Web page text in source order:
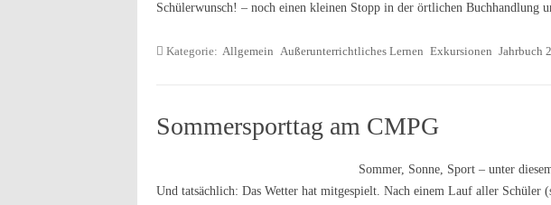
Schülerwunsch! – noch einen kleinen Stopp in der örtlichen Buchhandlung
Kategorie: Allgemein Außerunterrichtliches Lernen Exkursionen Jahrbuch
Sommersporttag am CMPG
Sommer, Sonne, Sport – unter
Und tatsächlich: Das Wetter hat mitgespielt. Nach einem Lauf aller Schüler